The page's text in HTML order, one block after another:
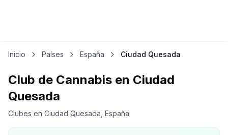
Inicio Países España Ciudad Quesada
Club de Cannabis en Ciudad
Quesada
Clubes en Ciudad Quesada, España